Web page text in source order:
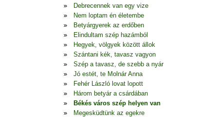
Debrecennek van egy vize
Nem loptam én életembe
Betyárgyerek az erdőben
Elindultam szép hazámból
Hegyek, völgyek között állok
Szántani kék, tavasz vagyon
Szép a tavasz, de szebb a nyár
Jó estét, te Molnár Anna
Fehér László lovat lopott
Három betyár a csárdában
Békés város szép helyen van
Megesküdtünk az egekre